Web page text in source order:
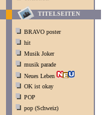
TITELSEITEN
BRAVO poster
hit
Musik Joker
musik parade
Neues Leben
OK ist okay
POP
pop (Schweiz)